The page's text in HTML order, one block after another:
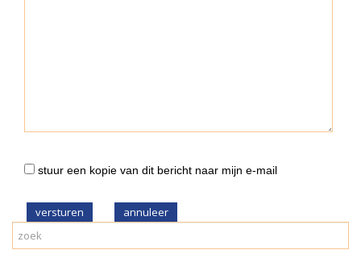
stuur een kopie van dit bericht naar mijn e-mail
versturen